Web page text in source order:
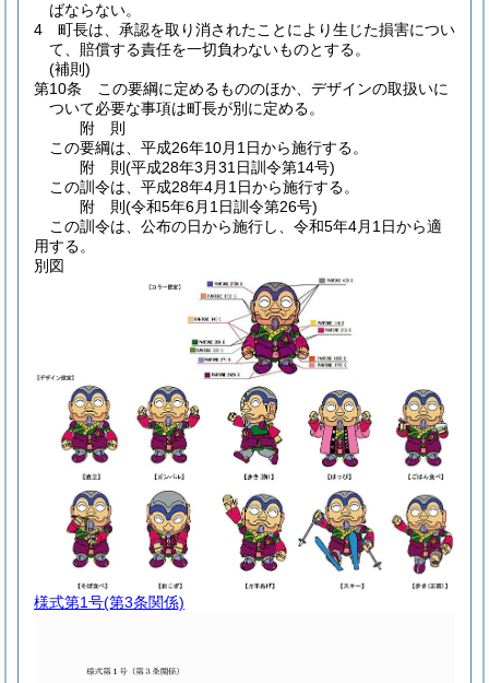
ばならない。
4
町長は、承認を取り消されたことにより生じた損害につい
て、賠償する責任を一切負わないものとする。
(補則)
第10条
この要綱に定めるもののほか、デザインの取扱いに
ついて必要な事項は町長が別に定める。
附 則
この要綱は、平成26年10月1日から施行する。
附 則(平成28年3月31日訓令第14号)
この訓令は、平成28年4月1日から施行する。
附 則(令和5年6月1日訓令第26号)
この訓令は、公布の日から施行し、令和5年4月1日から適
用する。
別図
様式第1号(第3条関係)